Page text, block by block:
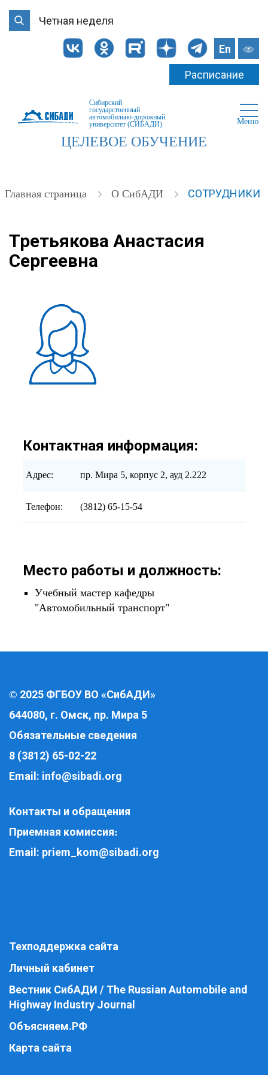
Четная неделя
En
Расписание
Сибирский
государственный
автомобильно-дорожный
университет (СИБАДИ)
Меню
ЦЕЛЕВОЕ ОБУЧЕНИЕ
Главная страница О СибАДИ СОТРУДНИКИ
Третьякова Анастасия
Сергеевна
Контактная информация:
Адрес: пр. Мира 5, корпус 2, ауд 2.222
Телефон: (3812) 65-15-54
Место работы и должность:
Учебный мастер кафедры
"Автомобильный транспорт"
© 2025 ФГБОУ ВО «СибАДИ»
644080, г. Омск, пр. Мира 5
Обязательные сведения
8 (3812) 65-02-22
Email: info@sibadi.org
Контакты и обращения
Приемная комиссия:
Email: priem_kom@sibadi.org
Техподдержка сайта
Личный кабинет
Вестник СибАДИ / The Russian Automobile and
Highway Industry Journal
Объясняем.РФ
Карта сайта